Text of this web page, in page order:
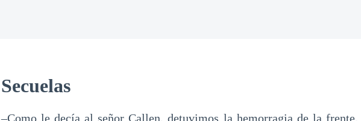
Secuelas
–Como le decía al señor Callen, detuvimos la hemorragia de la frente.